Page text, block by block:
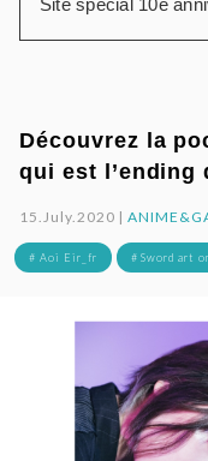
Site spécial 10e
Découvrez la
qui est l’ending
15.July.2020 |
# Aoi Eir_fr # Sword art